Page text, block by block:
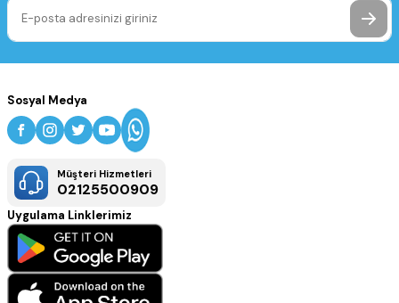
Sosyal Medya
Müşteri Hizmetleri
02125500909
Uygulama Linklerimiz